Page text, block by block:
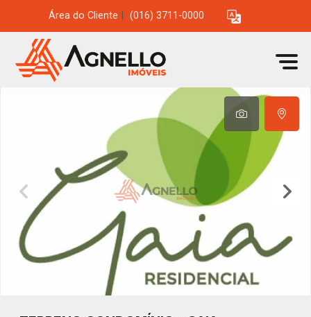
Área do Cliente (016) 3711-0000